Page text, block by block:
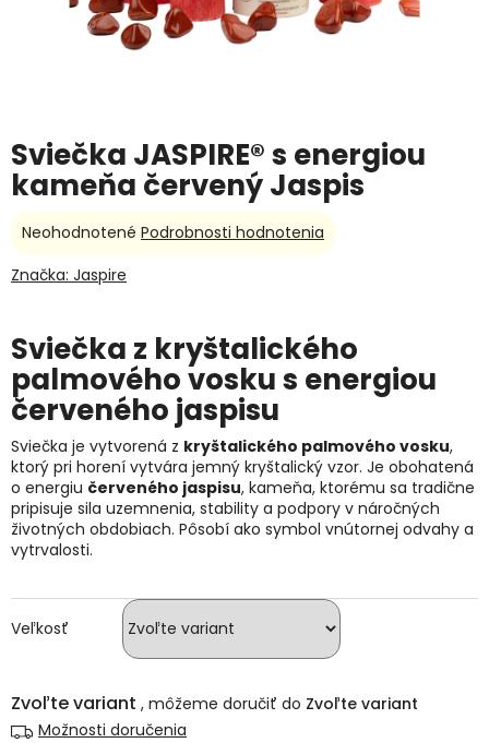
Sviečka JASPIRE® s energiou
kameňa červený Jaspis
Veľkosť
Zvoľte variant
Zvoľte variant
Možnosti doručenia
Sviečka z kryštalického
palmového vosku s energiou
červeného jaspisu
Sviečka je vytvorená z kryštalického palmového vosku,
ktorý pri horení vytvára jemný kryštalický vzor. Je obohatená
o energiu červeného jaspisu, kameňa, ktorému sa tradične
pripisuje sila uzemnenia, stability a podpory v náročných
životných obdobiach. Pôsobí ako symbol vnútornej odvahy a
vytrvalosti.
Priemerné
produktu
z
5
hviezdičiek.
Neohodnotené Podrobnosti hodnotenia
Značka: Jaspire